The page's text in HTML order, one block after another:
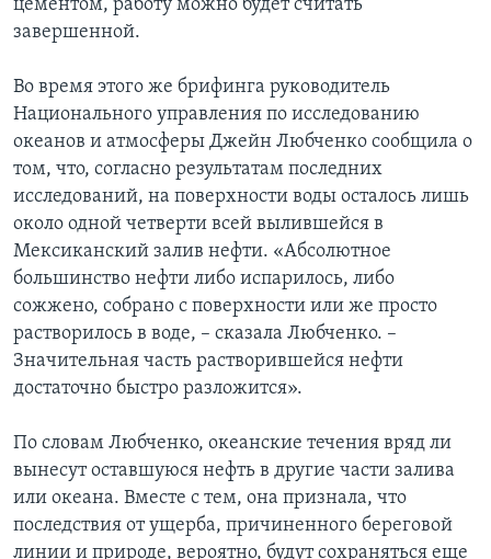
цементом, работу можно будет считать
завершенной.
Во время этого же брифинга руководитель
Национального управления по исследованию
океанов и атмосферы Джейн Любченко сообщила о
том, что, согласно результатам последних
исследований, на поверхности воды осталось лишь
около одной четверти всей вылившейся в
Мексиканский залив нефти. «Абсолютное
большинство нефти либо испарилось, либо
сожжено, собрано с поверхности или же просто
растворилось в воде, – сказала Любченко. –
Значительная часть растворившейся нефти
достаточно быстро разложится».
По словам Любченко, океанские течения вряд ли
вынесут оставшуюся нефть в другие части залива
или океана. Вместе с тем, она признала, что
последствия от ущерба, причиненного береговой
линии и природе, вероятно, будут сохраняться еще